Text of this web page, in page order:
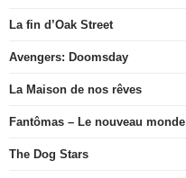
La fin d’Oak Street
Avengers: Doomsday
La Maison de nos rêves
Fantômas – Le nouveau monde
The Dog Stars